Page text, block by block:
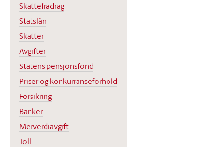
Skattefradrag
Statslån
Skatter
Avgifter
Statens pensjonsfond
Priser og konkurranseforhold
Forsikring
Banker
Merverdiavgift
Toll